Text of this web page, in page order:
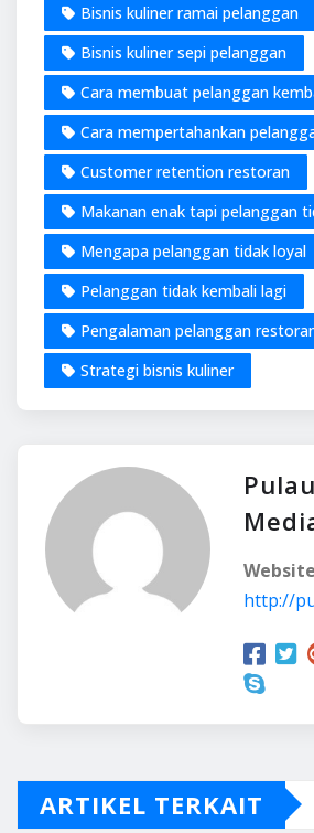
Bisnis kuliner ramai pelanggan
Bisnis kuliner sepi pelanggan
Cara membuat pelanggan
Cara mempertahankan
Customer retention restoran
Makanan enak tapi pelanggan
Mengapa pelanggan tidak loyal
Pelanggan tidak kembali lagi
Pengalaman pelanggan
Strategi bisnis kuliner
http://
ARTIKEL TERKAIT